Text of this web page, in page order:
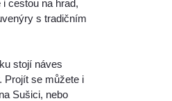
cestou na hrad,
s tradičním
stojí náves
Projít se můžete i
Sušici, nebo